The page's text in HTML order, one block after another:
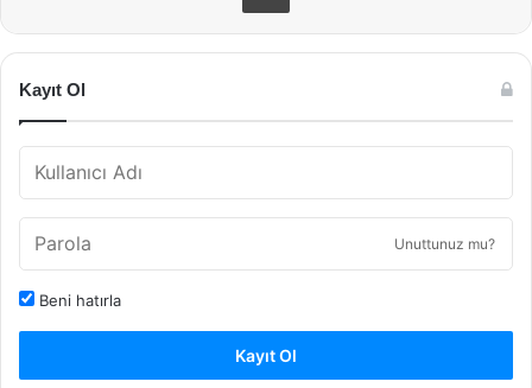
Kayıt Ol
Unuttunuz mu?
Beni hatırla
Kayıt Ol